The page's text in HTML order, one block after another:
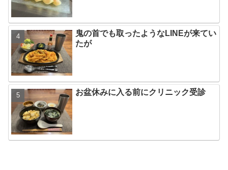
鬼の首でも取ったようなLINEが来てい
たが
お盆休みに入る前にクリニック受診